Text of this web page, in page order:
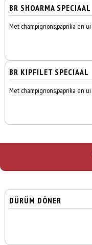
BR SHOARMA SPECIAAL
Met champignons,paprika en ui
BR KIPFILET SPECIAAL
Met champignons,paprika en ui
DÜRÜM DÖNER